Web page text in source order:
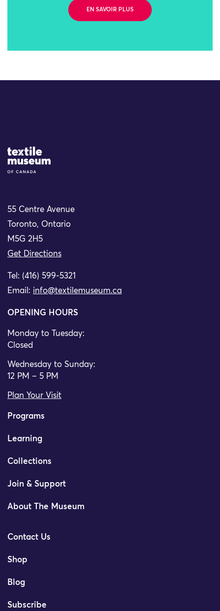
EN SAVOIR PLUS
Site Logo
55 Centre Avenue
Toronto, Ontario
M5G 2H5
Get Directions
Tel: (416) 599-5321
Email: info@textilemuseum.ca
OPENING HOURS
Monday to Tuesday:
Closed
Wednesday to Sunday:
12 PM – 5 PM
Plan Your Visit
Programs
Learning
Collections
Join & Support
About The Museum
Contact Us
Shop
Blog
Subscribe